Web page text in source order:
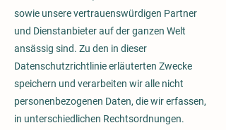
sowie unsere vertrauenswürdigen Partner
und Dienstanbieter auf der ganzen Welt
ansässig sind. Zu den in dieser
Datenschutzrichtlinie erläuterten Zwecke
speichern und verarbeiten wir alle nicht
personenbezogenen Daten, die wir erfassen,
in unterschiedlichen Rechtsordnungen.